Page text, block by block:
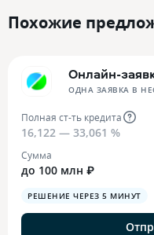
Похожие
Онлайн-
ОДНА ЗАЯВКА В
Полная ст-ть кредита
16,122 — 33,061 %
Сумма
до 100 млн ₽
РЕШЕНИЕ ЧЕРЕЗ 5 МИНУТ